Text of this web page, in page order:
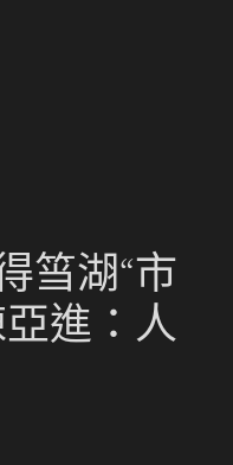
筜湖“市
進：人